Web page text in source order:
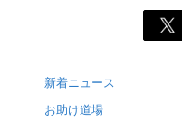
新着ニュース
お助け道場